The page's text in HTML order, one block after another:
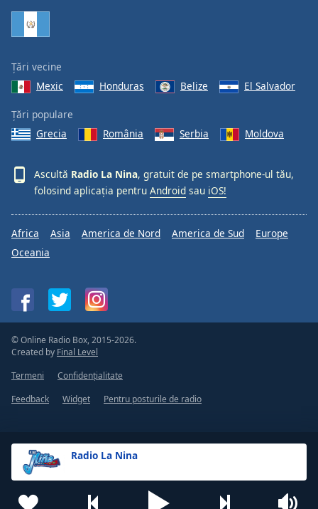
Radio La Nina
Țări vecine
Mexic
Honduras Belize El Salvador
Țări populare
Grecia
România Serbia Moldova
Ascultă Radio La Nina, gratuit de pe smartphone-ul tău,
folosind aplicația pentru Android sau iOS!
Africa Asia America de Nord America de Sud
Europe
Oceania
© Online Radio Box, 2015-2026.
Created by Final Level
Termeni
Confidențialitate
Feedback
Widget Pentru posturile de radio